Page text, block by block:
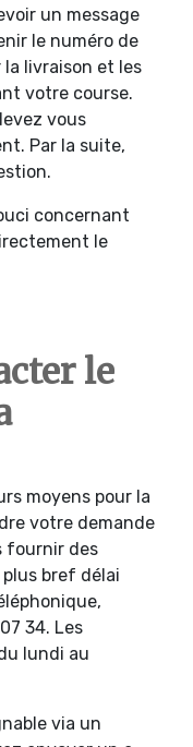
un message
le numéro de
livraison et les
votre course.
vous
Par la suite,
concernant
le
le
moyens pour la
votre demande
fournir des
bref délai
34. Les
lundi au
via un